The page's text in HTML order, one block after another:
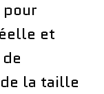
et
la taille